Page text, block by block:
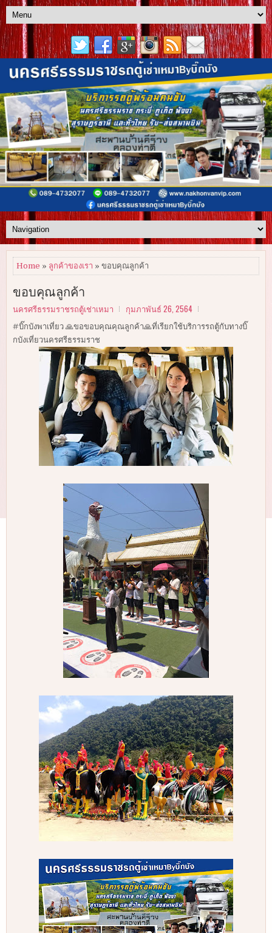
Home » ลูกค้าของเรา » ขอบคุณลูกค้า
ขอบคุณลูกค้า
นครศรีธรรมราชรถตู้เช่าเหมา กุมภาพันธ์ 26, 2564
#บิ๊กบังพาเที่ยว 🙏ขอขอบคุณคุณลูกค้า🙏ที่เรียกใช้บริการรถตู้กับทางบิ๊
กบังเที่ยวนครศรีธรรมราช